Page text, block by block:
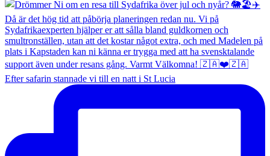
Efter safarin stannade vi till en natt i St Lucia